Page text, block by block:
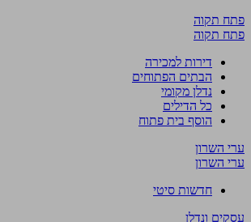
פתח תקוה
פתח תקוה
דירות למכירה
הבתים הפתוחים
נדלן מקומי
כל הדילים
הוסף בית פתוח
ערי השרון
ערי השרון
חדשות סיטי
עסקים ונדלן